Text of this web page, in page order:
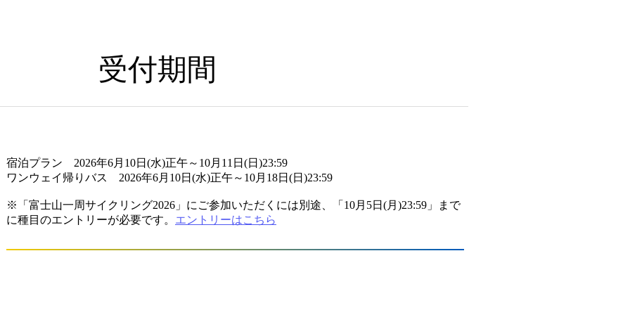
受付期間
宿泊プラン 2026年6月10日(水)正午～10月11日(日)23:59
ワンウェイ帰りバス 2026年6月10日(水)正午～10月18日(日)23:59
※「富士山一周サイクリング2026」にご参加いただくには別途、「10月5日(月)23:59」まで
に種目のエントリーが必要です。 エントリーはこちら